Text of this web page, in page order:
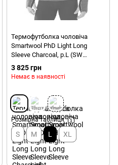
Термофутболка чоловіча
Smartwool PhD Light Long
Sleeve Charcoal, р.L (SW
14013.003-L)
3 825 грн
Немає в наявності
Розмірна таблиця
S M L XL